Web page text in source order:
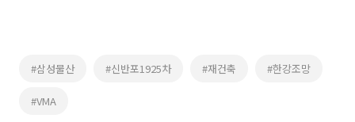
#삼성물산 #신반포1925차 #재건축 #한강조망
#VMA